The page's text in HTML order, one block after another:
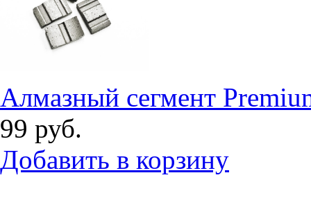
Алмазный сегмент
99 руб.
Добавить в корзину